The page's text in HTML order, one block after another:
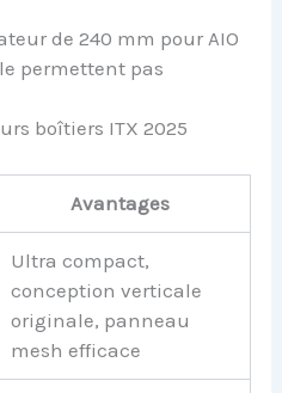
de 240 mm pour AIO
permettent pas
boîtiers ITX 2025
Avantages
Ultra compact,
conception verticale
originale, panneau
mesh efficace